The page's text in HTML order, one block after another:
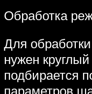
Обработка
Для
нужен
подбирается
параметров